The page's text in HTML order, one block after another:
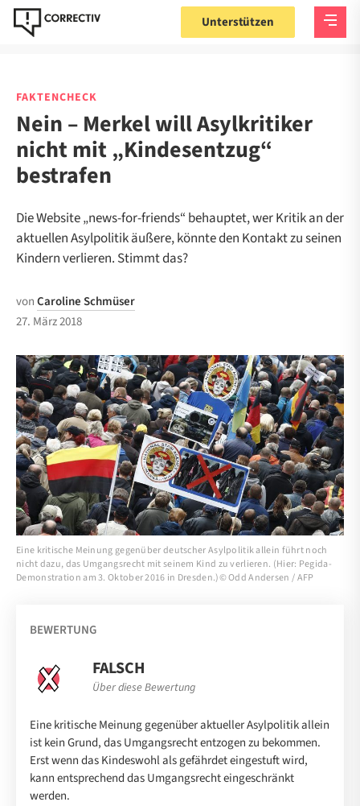
Unterstützen
FAKTENCHECK
Nein – Merkel will Asylkritiker
nicht mit „Kindesentzug“
bestrafen
Die Website „news-for-friends“ behauptet, wer Kritik an der
aktuellen Asylpolitik äußere, könnte den Kontakt zu seinen
Kindern verlieren. Stimmt das?
vonCaroline Schmüser
27. März 2018
Eine kritische Meinung gegenüber deutscher Asylpolitik allein führt noch
nicht dazu, das Umgangsrecht mit seinem Kind zu verlieren. (Hier: Pegida-
Demonstration am 3. Oktober 2016 in Dresden.)© Odd Andersen / AFP
BEWERTUNG
FALSCH
Über diese Bewertung
Eine kritische Meinung gegenüber aktueller Asylpolitik allein
ist kein Grund, das Umgangsrecht entzogen zu bekommen.
Erst wenn das Kindeswohl als gefährdet eingestuft wird,
kann entsprechend das Umgangsrecht eingeschränkt
werden.